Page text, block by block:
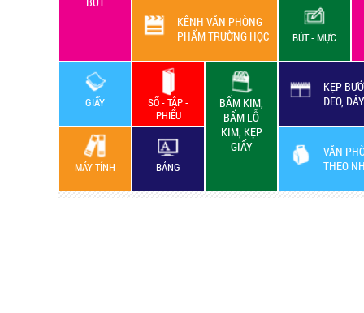
LAO ĐỘNG
KÊNH VĂN PHÒNG
PHẨM TRƯỜNG HỌC
BÚT - MỰC
GIẤY
SỔ - TẬP -
PHIẾU
BẤM KIM,
BẤM LỖ
KIM, KẸP
GIẤY
KẸP
ĐEO,
VĂN
THEO
MÁY TÍNH BẢNG